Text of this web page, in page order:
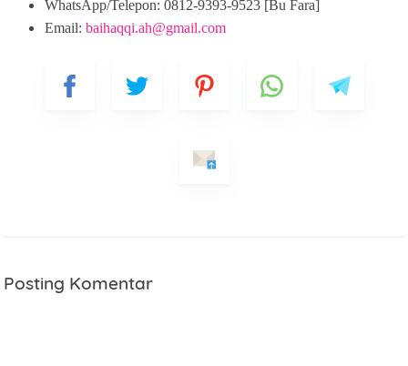
WhatsApp/Telepon: 0812-9393-9523 [Bu Fara]
Email:baihaqqi.ah@gmail.com
Posting Komentar